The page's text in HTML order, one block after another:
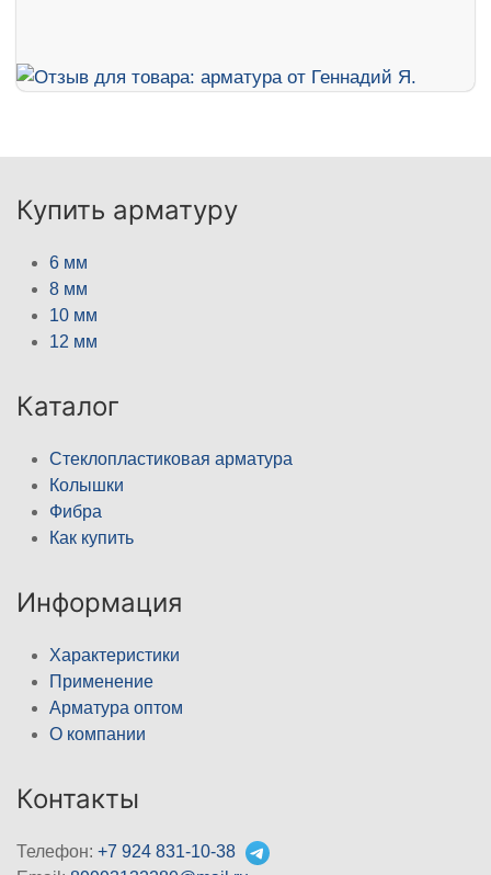
Купить арматуру
6 мм
8 мм
10 мм
12 мм
Каталог
Стеклопластиковая арматура
Колышки
Фибра
Как купить
Информация
Характеристики
Применение
Арматура оптом
О компании
Контакты
Телефон: +7 924 831-10-38